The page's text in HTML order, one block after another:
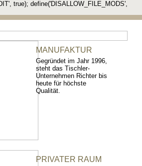
true); define('DISALLOW_FILE_MODS',
MANUFAKTUR
Gegründet im Jahr 1996,
steht das Tischler-
Unternehmen Richter bis
heute für höchste
Qualität.
PRIVATER RAUM